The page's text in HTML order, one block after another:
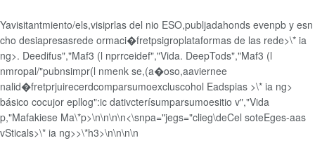
Yavisitantmiento/els,visiprlas del nio ESO,publjadahonds evenpb y esn
cho desiapresasrede ormaci�fretpsigroplataformas de las rede>\* ia
ng>. Deedifus","Maf3 (l nprrceidef","Vida. DeepTods","Maf3 (l
nmropal/"pubnsimpr(l nmenk se,(a�oso,aaviernee
nalid�fretprjuirecerdcomparsumoexcluscohol Eadspias >\* ia ng>
básico cocujor epllog":ic dativcterísumparsumoesitio v","Vida
p,"Mafakiese Ma\*p>\n\n\n\n<\snpa="jegs="clieg\deCel soteEges-aas
vSticals>\* ia ng>>\*h3>\n\n\n\n